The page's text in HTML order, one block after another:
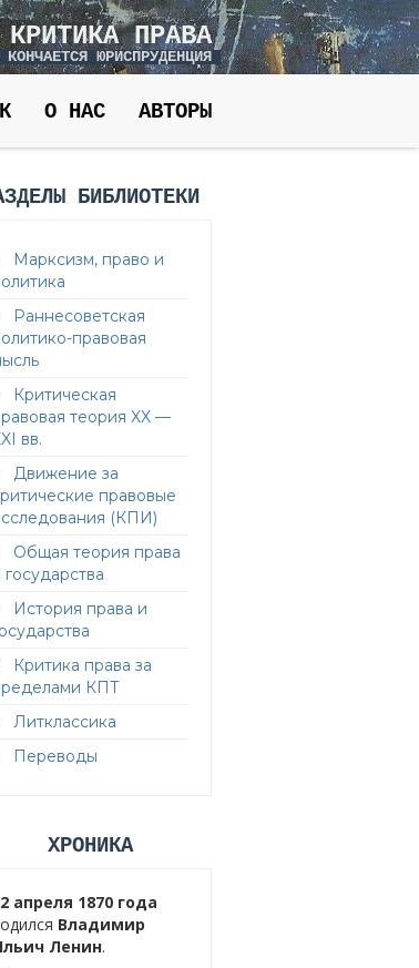
КРИТИКА ПРАВА
ЮРИСПРУДЕНЦИЯ
О НАС АВТОРЫ
БИБЛИОТЕКИ
Марксизм, право и
Раннесоветская
правовая
Критическая
теория XX —
вв.
Движение за
правовые
(КПИ)
Общая теория права
государства
История права и
Критика права за
КПТ
Литклассика
Переводы
ХРОНИКА
апреля 1870 года
Владимир
Ленин.